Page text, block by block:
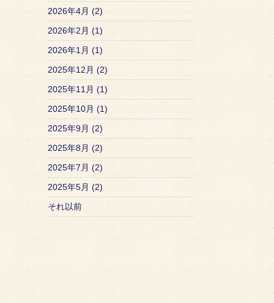
2026年4月 (2)
2026年2月 (1)
2026年1月 (1)
2025年12月 (2)
2025年11月 (1)
2025年10月 (1)
2025年9月 (2)
2025年8月 (2)
2025年7月 (2)
2025年5月 (2)
それ以前